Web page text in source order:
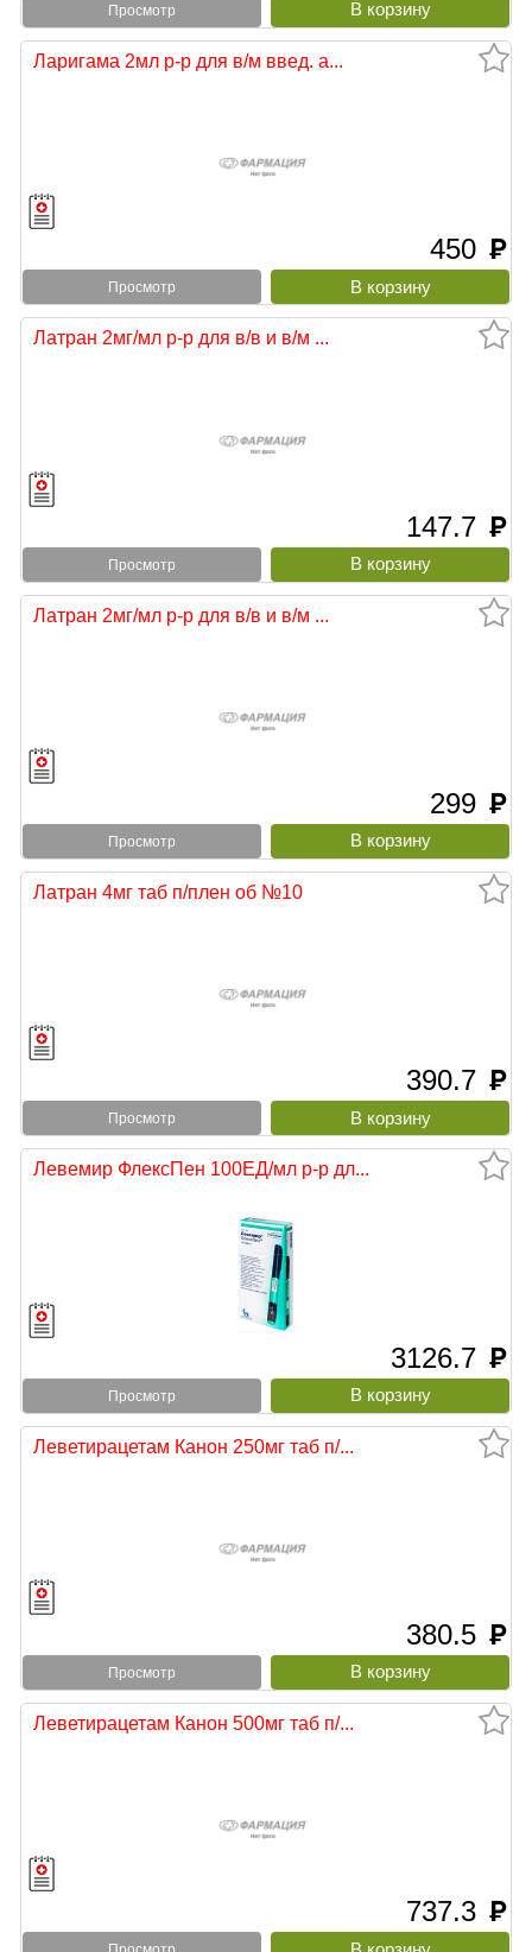
Просмотр
Ларигама 2мл р-р для в/м введ. а...
450 руб
Просмотр
Латран 2мг/мл р-р для в/в и в/м ...
147.7 руб
Просмотр
Латран 2мг/мл р-р для в/в и в/м ...
299 руб
Просмотр
Латран 4мг таб п/плен об №10
390.7 руб
Просмотр
Левемир ФлексПен 100ЕД/мл р-р дл...
3126.7 руб
Просмотр
Леветирацетам Канон 250мг таб п/...
380.5 руб
Просмотр
Леветирацетам Канон 500мг таб п/...
737.3 руб